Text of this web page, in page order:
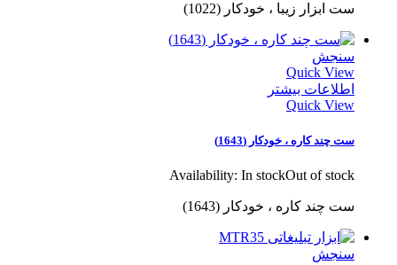
ست ابزار زیبا ، خودکار (1022)
سنجش
Quick View
اطلاعات بیشتر
Quick View
ست چند کاره ، خودکار (1643)
Availability: In stockOut of stock
ست چند کاره ، خودکار (1643)
سنجش